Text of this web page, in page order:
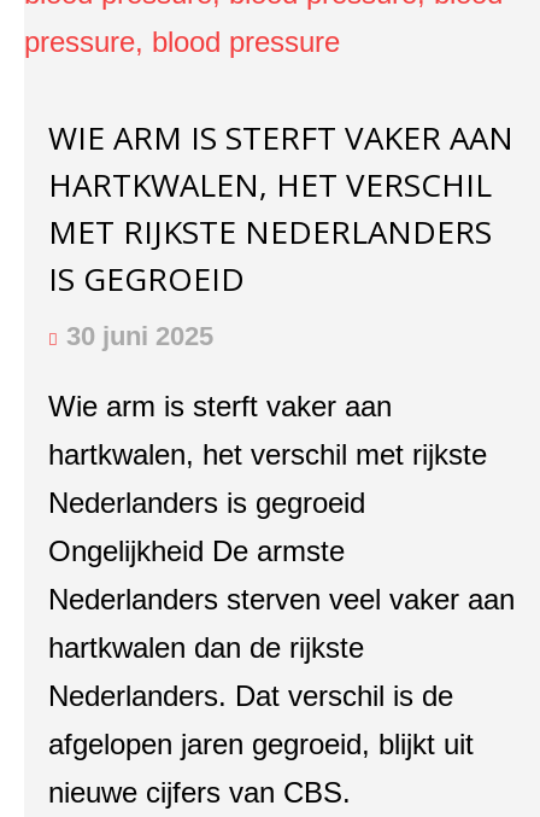
WIE ARM IS STERFT VAKER AAN
HARTKWALEN, HET VERSCHIL
MET RIJKSTE NEDERLANDERS
IS GEGROEID
30 juni 2025
Wie arm is sterft vaker aan
hartkwalen, het verschil met rijkste
Nederlanders is gegroeid
Ongelijkheid De armste
Nederlanders sterven veel vaker aan
hartkwalen dan de rijkste
Nederlanders. Dat verschil is de
afgelopen jaren gegroeid, blijkt uit
nieuwe cijfers van CBS.